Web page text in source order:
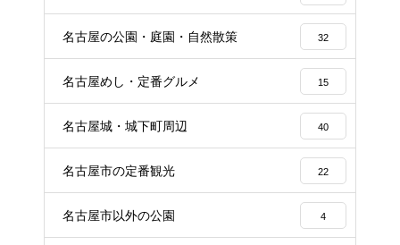
名古屋の公園・庭園・自然散策 32
名古屋めし・定番グルメ 15
名古屋城・城下町周辺 40
名古屋市の定番観光 22
名古屋市以外の公園 4